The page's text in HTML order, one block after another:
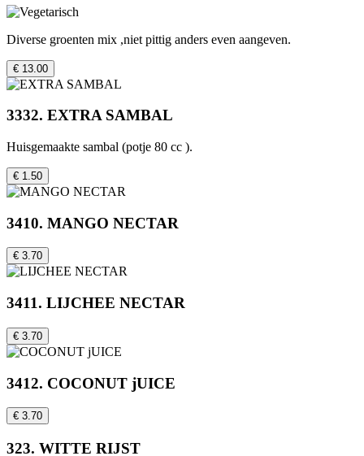
Diverse groenten mix ,niet pittig anders even aangeven.
€ 13.00
3332. EXTRA SAMBAL
Huisgemaakte sambal (potje 80 cc ).
€ 1.50
3410. MANGO NECTAR
€ 3.70
3411. LIJCHEE NECTAR
€ 3.70
3412. COCONUT jUICE
€ 3.70
323. WITTE RIJST